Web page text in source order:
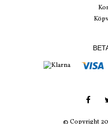
© Copyright